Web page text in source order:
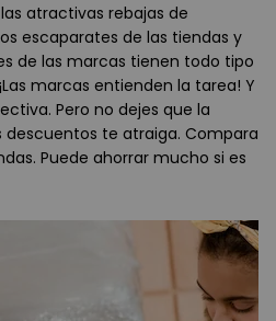
atractivas rebajas de
escaparates de las tiendas y
de las marcas tienen todo tipo
marcas entienden la tarea! Y
Pero no dejes que la
descuentos te atraiga. Compara
Puede ahorrar mucho si es